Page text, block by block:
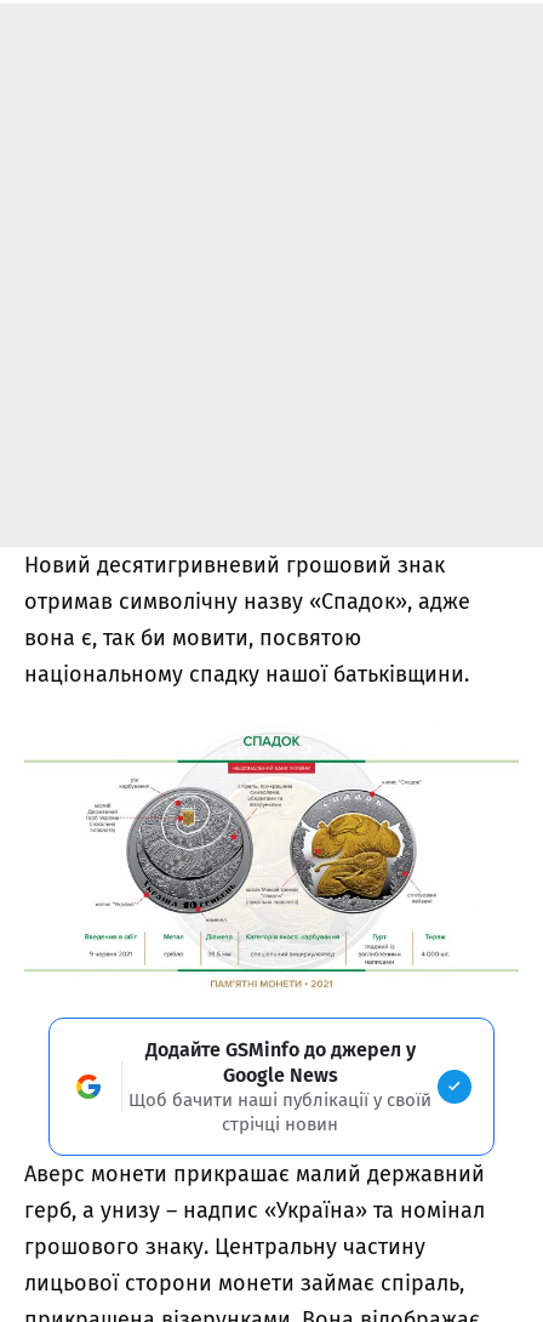
Новий десятигривневий грошовий знак
отримав символічну назву «Спадок», адже
вона є, так би мовити, посвятою
національному спадку нашої батьківщини.
Додайте GSMinfo до джерел у
Google News
Щоб бачити наші публікації у своїй
стрічці новин
Аверс монети прикрашає малий державний
герб, а унизу – надпис «Україна» та номінал
грошового знаку. Центральну частину
лицьової сторони монети займає спіраль,